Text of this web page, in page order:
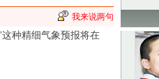
我来说两句
种精细气象预报将在